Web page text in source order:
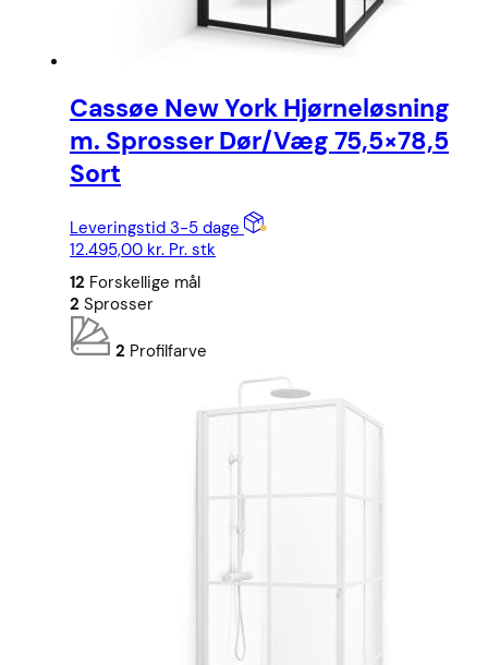
Cassøe New York Hjørneløsning
m. Sprosser Dør/Væg 75,5×78,5
Sort
Leveringstid 3-5 dage
12.495,00 kr. Pr. stk
12 Forskellige mål
2 Sprosser
2 Profilfarve